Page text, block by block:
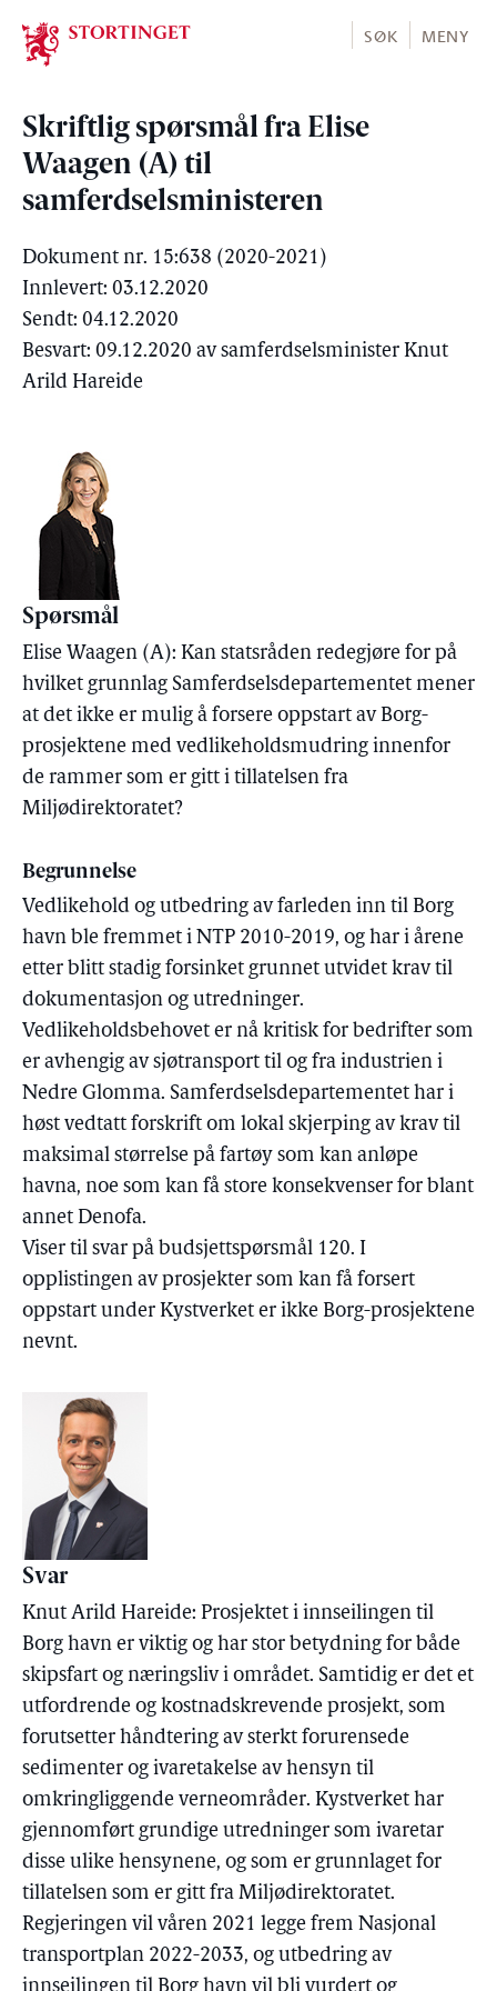
Stortinget.no
SØK MENY
Skriftlig spørsmål fra Elise
Waagen (A) til
samferdselsministeren
Dokument nr. 15:638 (2020-2021)
Innlevert: 03.12.2020
Sendt: 04.12.2020
Besvart: 09.12.2020 av samferdselsminister Knut
Arild Hareide
Spørsmål
Elise Waagen (A): Kan statsråden redegjøre for på
hvilket grunnlag Samferdselsdepartementet mener
at det ikke er mulig å forsere oppstart av Borg-
prosjektene med vedlikeholdsmudring innenfor
de rammer som er gitt i tillatelsen fra
Miljødirektoratet?
Begrunnelse
Vedlikehold og utbedring av farleden inn til Borg
havn ble fremmet i NTP 2010-2019, og har i årene
etter blitt stadig forsinket grunnet utvidet krav til
dokumentasjon og utredninger.
Vedlikeholdsbehovet er nå kritisk for bedrifter som
er avhengig av sjøtransport til og fra industrien i
Nedre Glomma. Samferdselsdepartementet har i
høst vedtatt forskrift om lokal skjerping av krav til
maksimal størrelse på fartøy som kan anløpe
havna, noe som kan få store konsekvenser for blant
annet Denofa.
Viser til svar på budsjettspørsmål 120. I
opplistingen av prosjekter som kan få forsert
oppstart under Kystverket er ikke Borg-prosjektene
nevnt.
Svar
Knut Arild Hareide: Prosjektet i innseilingen til
Borg havn er viktig og har stor betydning for både
skipsfart og næringsliv i området. Samtidig er det et
utfordrende og kostnadskrevende prosjekt, som
forutsetter håndtering av sterkt forurensede
sedimenter og ivaretakelse av hensyn til
omkringliggende verneområder. Kystverket har
gjennomført grundige utredninger som ivaretar
disse ulike hensynene, og som er grunnlaget for
tillatelsen som er gitt fra Miljødirektoratet.
Regjeringen vil våren 2021 legge frem Nasjonal
transportplan 2022-2033, og utbedring av